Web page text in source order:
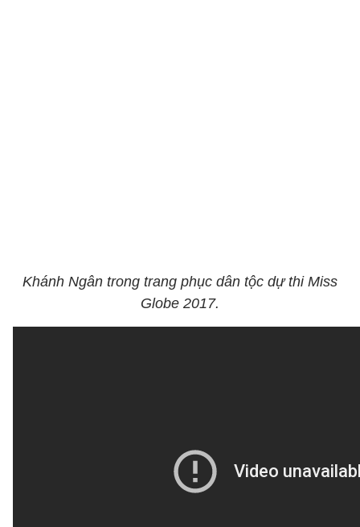
Khánh Ngân trong trang phục dân tộc dự thi Miss
Globe 2017.